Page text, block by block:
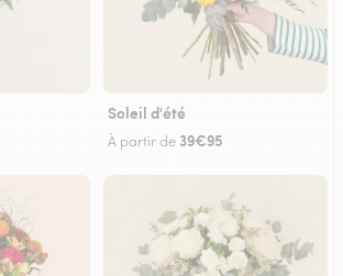
Soleil d'été
À partir de 39€95